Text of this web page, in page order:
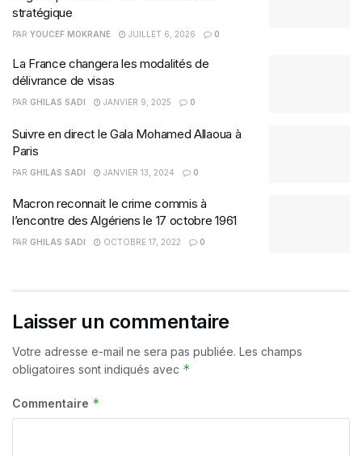
stratégique
PAR YOUCEF MOKRANE JUILLET 6, 2026 0
La France changera les modalités de
délivrance de visas
PAR GHILAS SADI JANVIER 9, 2025 0
Suivre en direct le Gala Mohamed Allaoua à
Paris
PAR GHILAS SADI JANVIER 13, 2024 0
Macron reconnait le crime commis à
l’encontre des Algériens le 17 octobre 1961
PAR GHILAS SADI OCTOBRE 17, 2022 0
Laisser un commentaire
Votre adresse e-mail ne sera pas publiée. Les champs
obligatoires sont indiqués avec *
Commentaire *